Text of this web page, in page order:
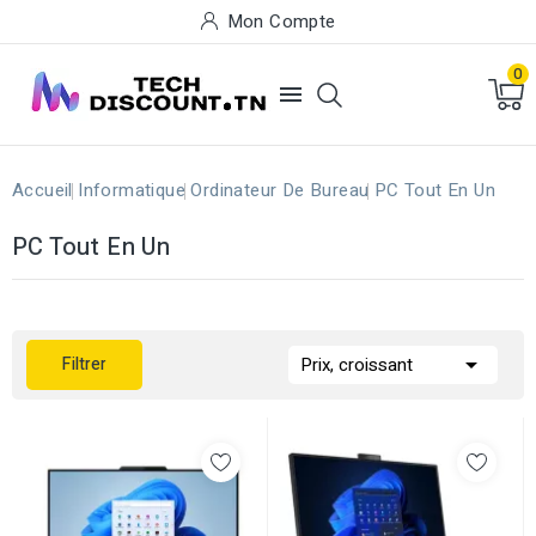
Mon Compte

0
Accueil Informatique Ordinateur De Bureau PC Tout En Un
PC Tout En Un
Filtrer Prix, croissant 